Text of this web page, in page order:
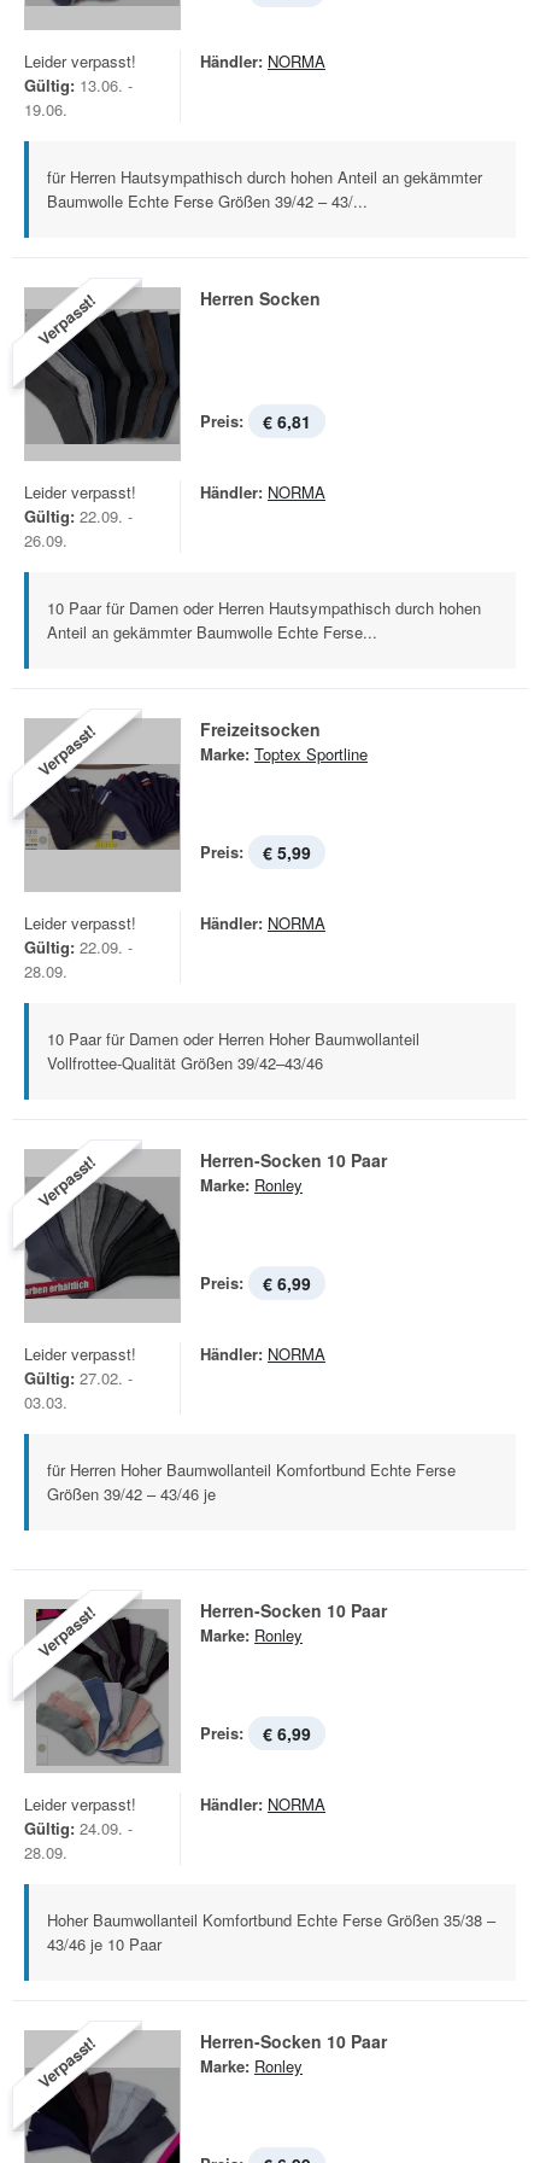
Leider verpasst!
Gültig: 13.06. -
19.06.
Händler: NORMA
für Herren Hautsympathisch durch hohen Anteil an gekämmter
Baumwolle Echte Ferse Größen 39/42 – 43/...
Verpasst! Herren Socken
Preis: € 6,81
Leider verpasst!
Gültig: 22.09. -
26.09.
Händler: NORMA
10 Paar für Damen oder Herren Hautsympathisch durch hohen
Anteil an gekämmter Baumwolle Echte Ferse...
Verpasst! Freizeitsocken
Marke: Toptex Sportline
Preis: € 5,99
Leider verpasst!
Gültig: 22.09. -
28.09.
Händler: NORMA
10 Paar für Damen oder Herren Hoher Baumwollanteil
Vollfrottee-Qualität Größen 39/42–43/46
Verpasst! Herren-Socken 10 Paar
Marke: Ronley
Preis: € 6,99
Leider verpasst!
Gültig: 27.02. -
03.03.
Händler: NORMA
für Herren Hoher Baumwollanteil Komfortbund Echte Ferse
Größen 39/42 – 43/46 je
Verpasst! Herren-Socken 10 Paar
Marke: Ronley
Preis: € 6,99
Leider verpasst!
Gültig: 24.09. -
28.09.
Händler: NORMA
Hoher Baumwollanteil Komfortbund Echte Ferse Größen 35/38 –
43/46 je 10 Paar
Verpasst! Herren-Socken 10 Paar
Marke: Ronley